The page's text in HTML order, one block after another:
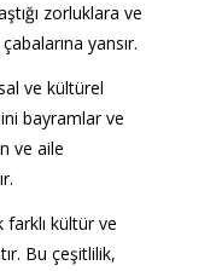
zorluklara ve
yansır.
ve kültürel
bayramlar ve
ve aile
kültür ve
Bu çeşitlilik,